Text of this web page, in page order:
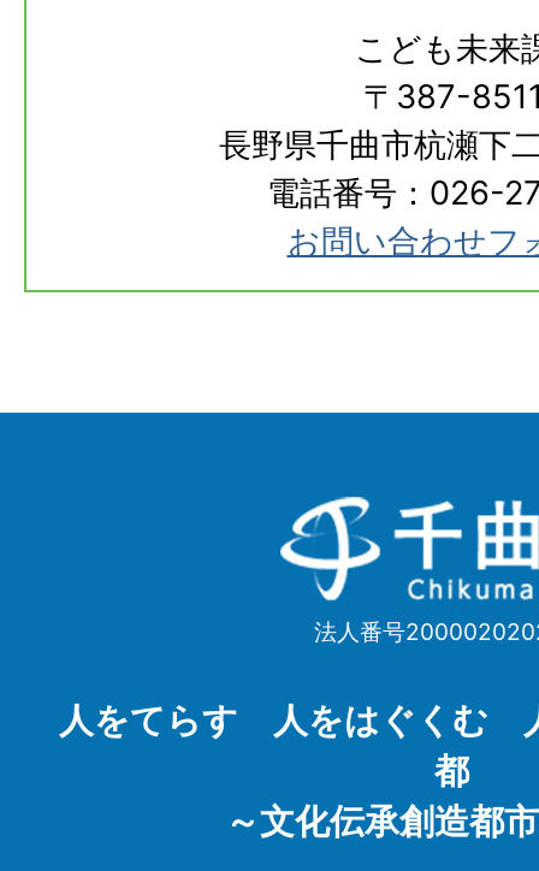
こども未来
〒387-
長野県千曲市杭瀬下
電話番号：026-
お問い合わせフ
千
曲
Chikuma
法人番号
人をてらす 人をはぐくむ
都
～文化伝承創造都